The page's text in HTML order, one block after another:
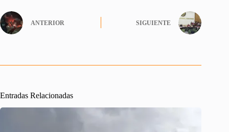
ANTERIOR SIGUIENTE
Entradas Relacionadas